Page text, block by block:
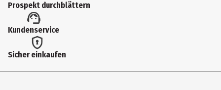
Lizenz (spw)
NOCH Straßen - Wege - Plätze
Materialdetails
Prospekt durchblättern
Kundenservice
Sicher einkaufen